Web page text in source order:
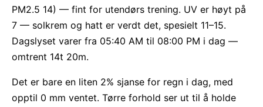
PM2.5 14) — fint for utendørs trening. UV er høyt på
7 — solkrem og hatt er verdt det, spesielt 11–15.
Dagslyset varer fra 05:40 AM til 08:00 PM i dag —
omtrent 14t 20m.
Det er bare en liten 2% sjanse for regn i dag, med
opptil 0 mm ventet. Tørre forhold ser ut til å holde